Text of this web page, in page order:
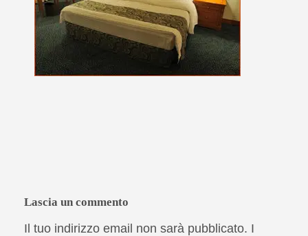
Lascia un commento
Il tuo indirizzo email non sarà pubblicato. I